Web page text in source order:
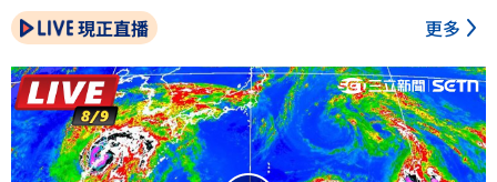
現正直播 更多